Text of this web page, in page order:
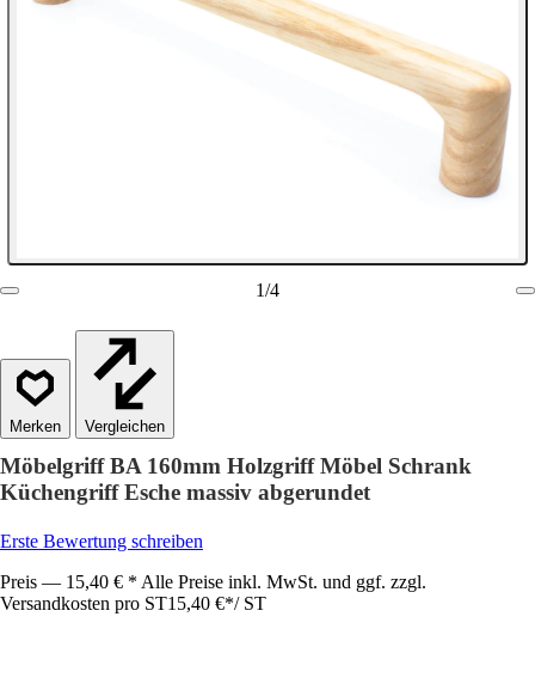
1/4
Vergleichen
Möbelgriff BA 160mm Holzgriff Möbel Schrank
Küchengriff Esche massiv abgerundet
Erste Bewertung schreiben
Preis — 15,40 € * Alle Preise inkl. MwSt. und ggf. zzgl.
Versandkosten pro ST15,40 €*/ ST